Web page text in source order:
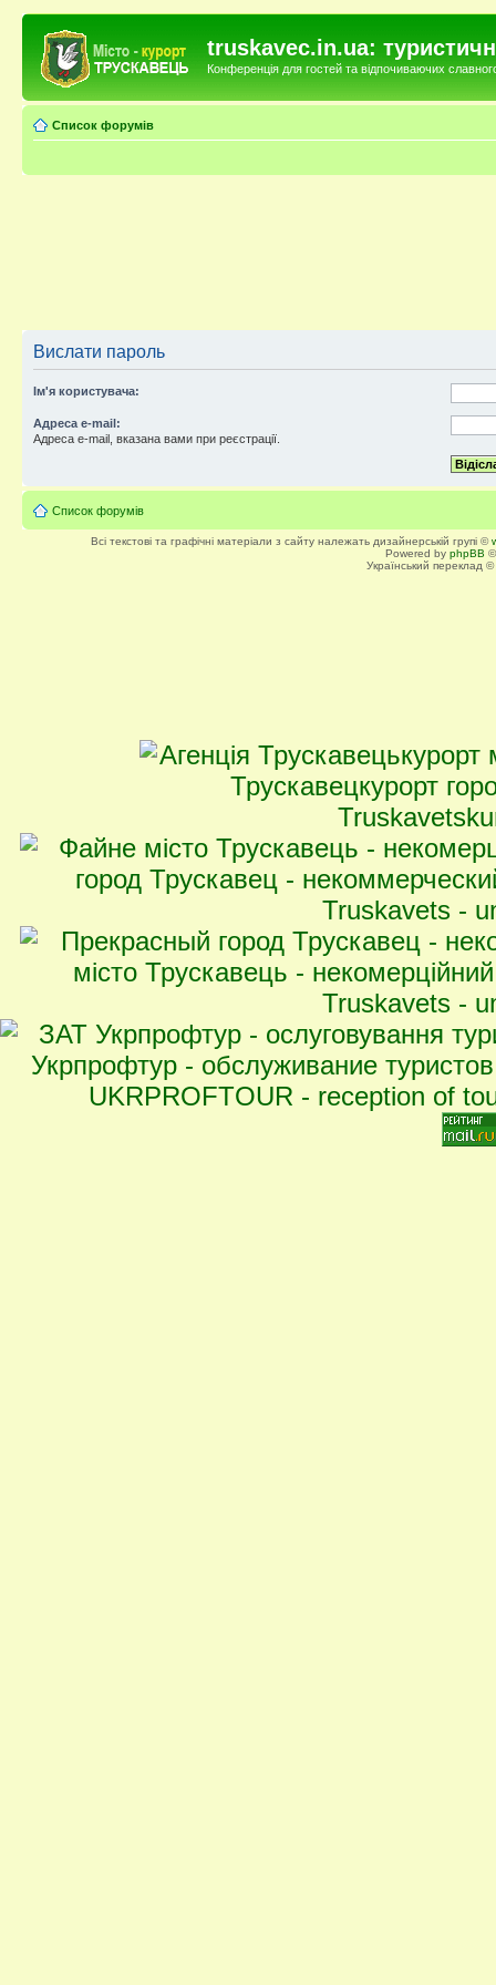
truskavec.in.ua:
Конференція для гостей та відпочиваючих
Список форумів
Вислати пароль
Ім'я користувача:
Адреса e-mail:
Адреса e-mail, вказана вами при реєстрації.
Список форумів
Всі текстові та графічні матеріали з сайту належать дизайнерській групі ©
Powered by phpBB
Український переклад